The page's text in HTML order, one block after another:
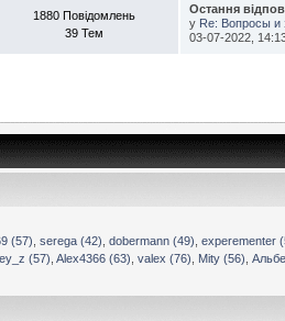
1880 Повідомлень
39 Тем
Остання
у Re: Вопросы и
03-07-2022,
(57) serega (42) dobermann (49) experementer
(57) Alex4366 (63) valex (76) Mity (56)